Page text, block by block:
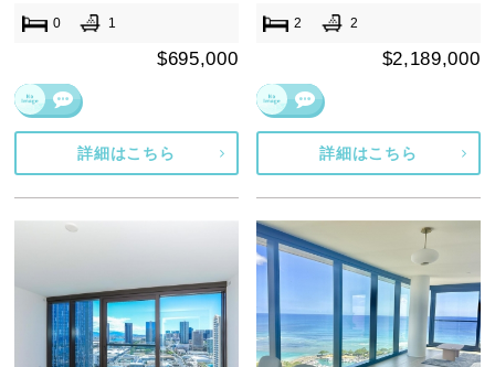
0 1
$695,000
詳細はこちら
2 2
$2,189,000
詳細はこちら